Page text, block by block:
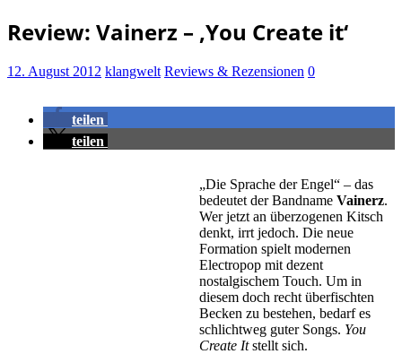
Review: Vainerz – ‚You Create it‘
12. August 2012 klangwelt Reviews & Rezensionen 0
teilen
teilen
„Die Sprache der Engel“ – das
bedeutet der Bandname Vainerz.
Wer jetzt an überzogenen Kitsch
denkt, irrt jedoch. Die neue
Formation spielt modernen
Electropop mit dezent
nostalgischem Touch. Um in
diesem doch recht überfischten
Becken zu bestehen, bedarf es
schlichtweg guter Songs. You
Create Itstellt sich.